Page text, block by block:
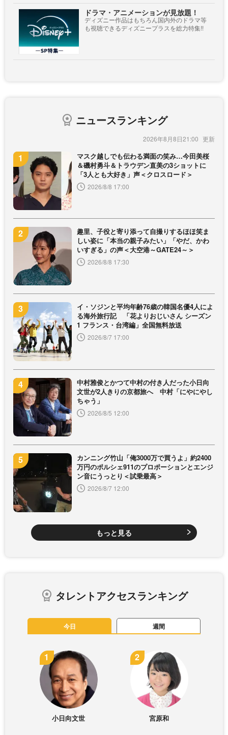
ドラマ・アニメーションが見放題！
ディズニー作品はもちろん国内外のドラマ等
も視聴できるディズニープラスを総力特集!!
ニュースランキング
2026年8月8日21:00
マスク越しでも伝わる満面の笑み…今田美桜
＆磯村勇斗＆トラウデン直美の3ショットに
「3人とも大好き」声＜クロスロード＞
2026/8/8 17:00
趣里、子役と寄り添って自撮りするほほ笑ま
しい姿に「本当の親子みたい」「やだ、かわ
いすぎる」の声＜大空港～GATE24～＞
2026/8/8 17:30
イ・ソジンと平均年齢76歳の韓国名優4人によ
る海外旅行記 「花よりおじいさん シーズン
1 フランス・台湾編」全国無料放送
2026/8/7 17:00
中村雅俊とかつて中村の付き人だった小日向
文世が2人きりの京都旅へ 中村「にやにやし
ちゃう」
2026/8/5 12:00
カンニング竹山「俺3000万で買うよ」約2400
万円のポルシェ911のプロポーションとエンジ
ン音にうっとり＜試乗最高＞
2026/8/7 12:00
もっと見る
タレントアクセスランキング
今日 週間
小日向文世 宮原和